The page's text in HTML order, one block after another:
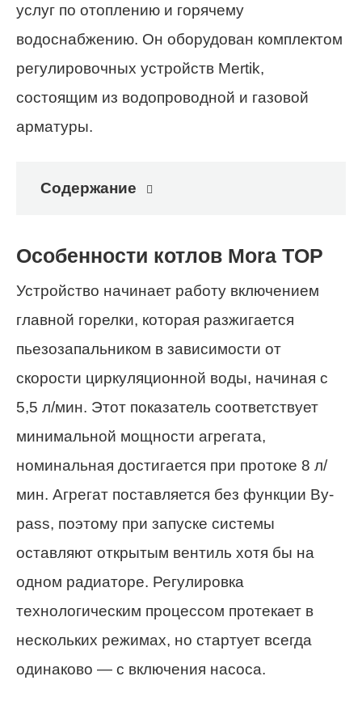
услуг по отоплению и горячему
водоснабжению. Он оборудован комплектом
регулировочных устройств Mertik,
состоящим из водопроводной и газовой
арматуры.
Содержание
Особенности котлов Mora TOP
Устройство начинает работу включением
главной горелки, которая разжигается
пьезозапальником в зависимости от
скорости циркуляционной воды, начиная с
5,5 л/мин. Этот показатель соответствует
минимальной мощности агрегата,
номинальная достигается при протоке 8 л/
мин. Агрегат поставляется без функции Вy-
pass, поэтому при запуске системы
оставляют открытым вентиль хотя бы на
одном радиаторе. Регулировка
технологическим процессом протекает в
нескольких режимах, но стартует всегда
одинаково — с включения насоса.